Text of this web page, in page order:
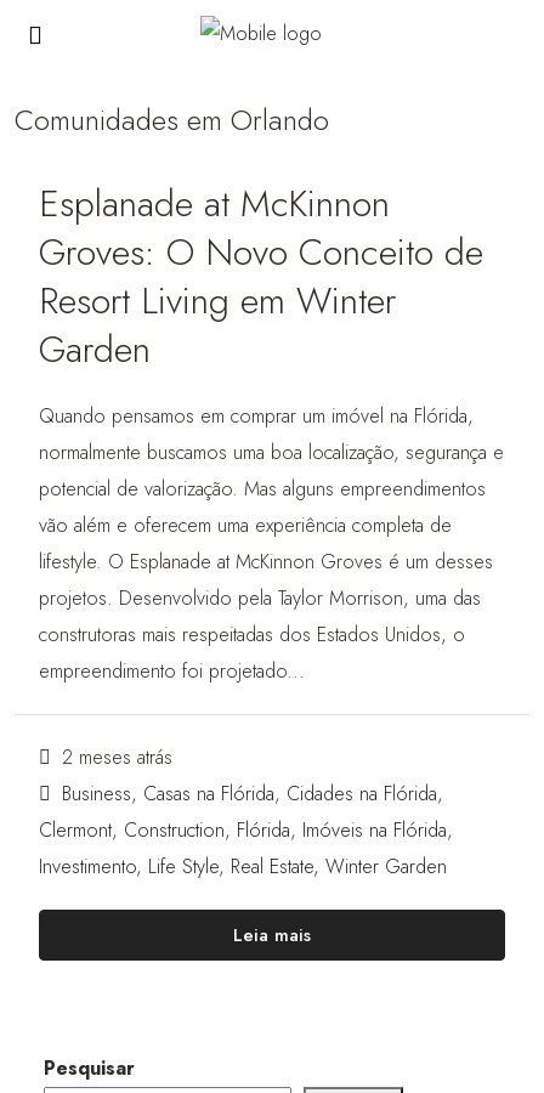
Comunidades em Orlando
Esplanade at McKinnon
Groves: O Novo Conceito de
Resort Living em Winter
Garden
Quando pensamos em comprar um imóvel na Flórida,
normalmente buscamos uma boa localização, segurança e
potencial de valorização. Mas alguns empreendimentos
vão além e oferecem uma experiência completa de
lifestyle. O Esplanade at McKinnon Groves é um desses
projetos. Desenvolvido pela Taylor Morrison, uma das
construtoras mais respeitadas dos Estados Unidos, o
empreendimento foi projetado...
2 meses atrás
Business, Casas na Flórida, Cidades na Flórida,
Clermont, Construction, Flórida, Imóveis na Flórida,
Investimento, Life Style, Real Estate, Winter Garden
Leia mais
Pesquisar